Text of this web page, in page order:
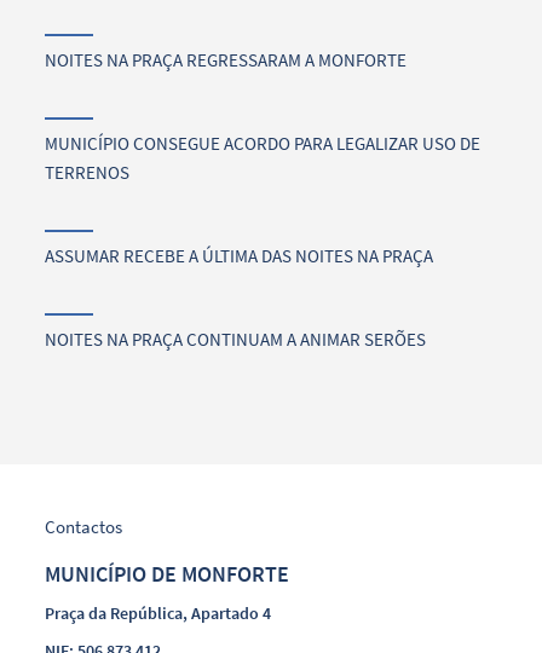
NOITES NA PRAÇA REGRESSARAM A MONFORTE
MUNICÍPIO CONSEGUE ACORDO PARA LEGALIZAR USO DE
TERRENOS
ASSUMAR RECEBE A ÚLTIMA DAS NOITES NA PRAÇA
NOITES NA PRAÇA CONTINUAM A ANIMAR SERÕES
Contactos
MUNICÍPIO DE MONFORTE
Praça da República, Apartado 4